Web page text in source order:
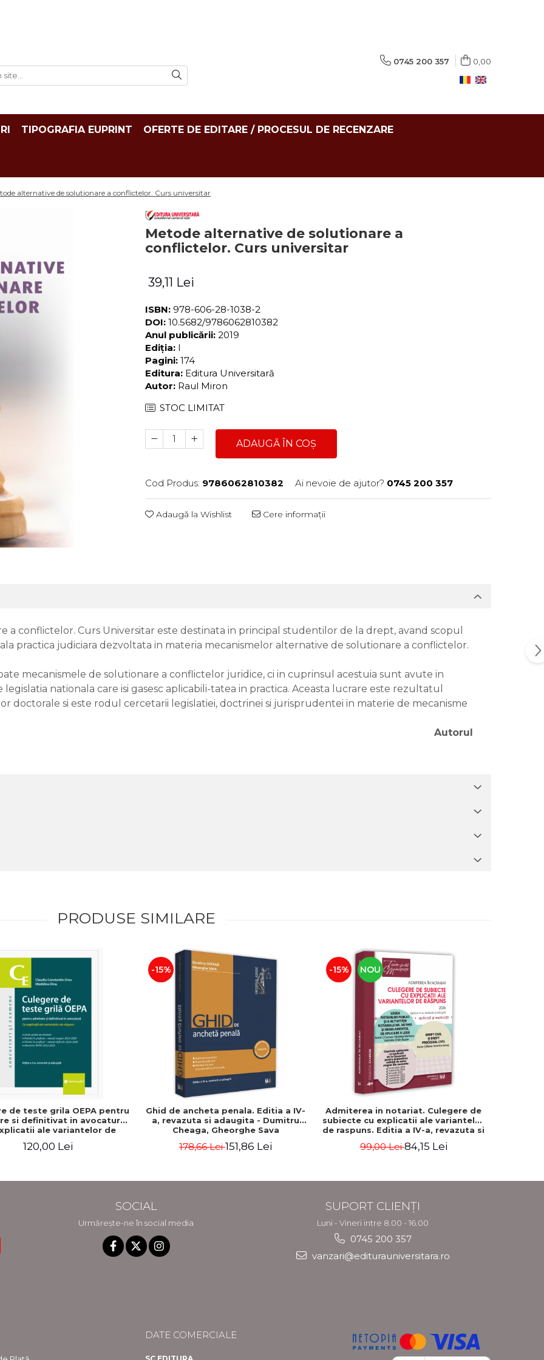
0745 200 357 0,00
TIPOGRAFIA EUPRINT OFERTE DE EDITARE / PROCESUL DE RECENZARE
alternative de solutionare a conflictelor. Curs universitar
Metode alternative de solutionare a
conflictelor. Curs universitar
39,11 Lei
ISBN: 978-606-28-1038-2
DOI: 10.5682/9786062810382
Anul publicării: 2019
Ediția: I
Pagini: 174
Editura: Editura Universitară
Autor: Raul Miron
STOC LIMITAT
ADAUGĂ ÎN COȘ
Cod Produs: 9786062810382 Ai nevoie de ajutor? 0745 200 357
Adaugă la Wishlist Cere informații
a conflictelor. Curs Universitar este destinata in principal studentilor de la drept, avand scopul
practica judiciara dezvoltata in materia mecanismelor alternative de solutionare a conflictelor.
mecanismele de solutionare a conflictelor juridice, ci in cuprinsul acestuia sunt avute in
nationala care isi gasesc aplicabili-tatea in practica. Aceasta lucrare este rezultatul
doctorale si este rodul cercetarii legislatiei, doctrinei si jurisprudentei in materie de mecanisme
Autorul
PRODUSE SIMILARE
de teste grila OEPA pentru
si definitivat in avocatura.
ale variantelor de
- Claudiu Constantin Dinu,
120,00 Lei
-15%
Ghid de ancheta penala. Editia a IV-
a, revazuta si adaugita - Dumitru
Cheaga, Gheorghe Sava
178,66 Lei151,86 Lei
-15% NOU
Admiterea in notariat. Culegere de
subiecte cu explicatii ale variantelor
de raspuns. Editia a IV-a, revazuta si
Barbieru, Diana-Geanina Ionas,
99,00 Lei84,15 Lei
SOCIAL
Urmărește-ne în social media
SUPORT CLIENȚI
Luni - Vineri intre 8.00 - 16.00
0745 200 357
vanzari@editurauniversitara.ro
DATE COMERCIALE